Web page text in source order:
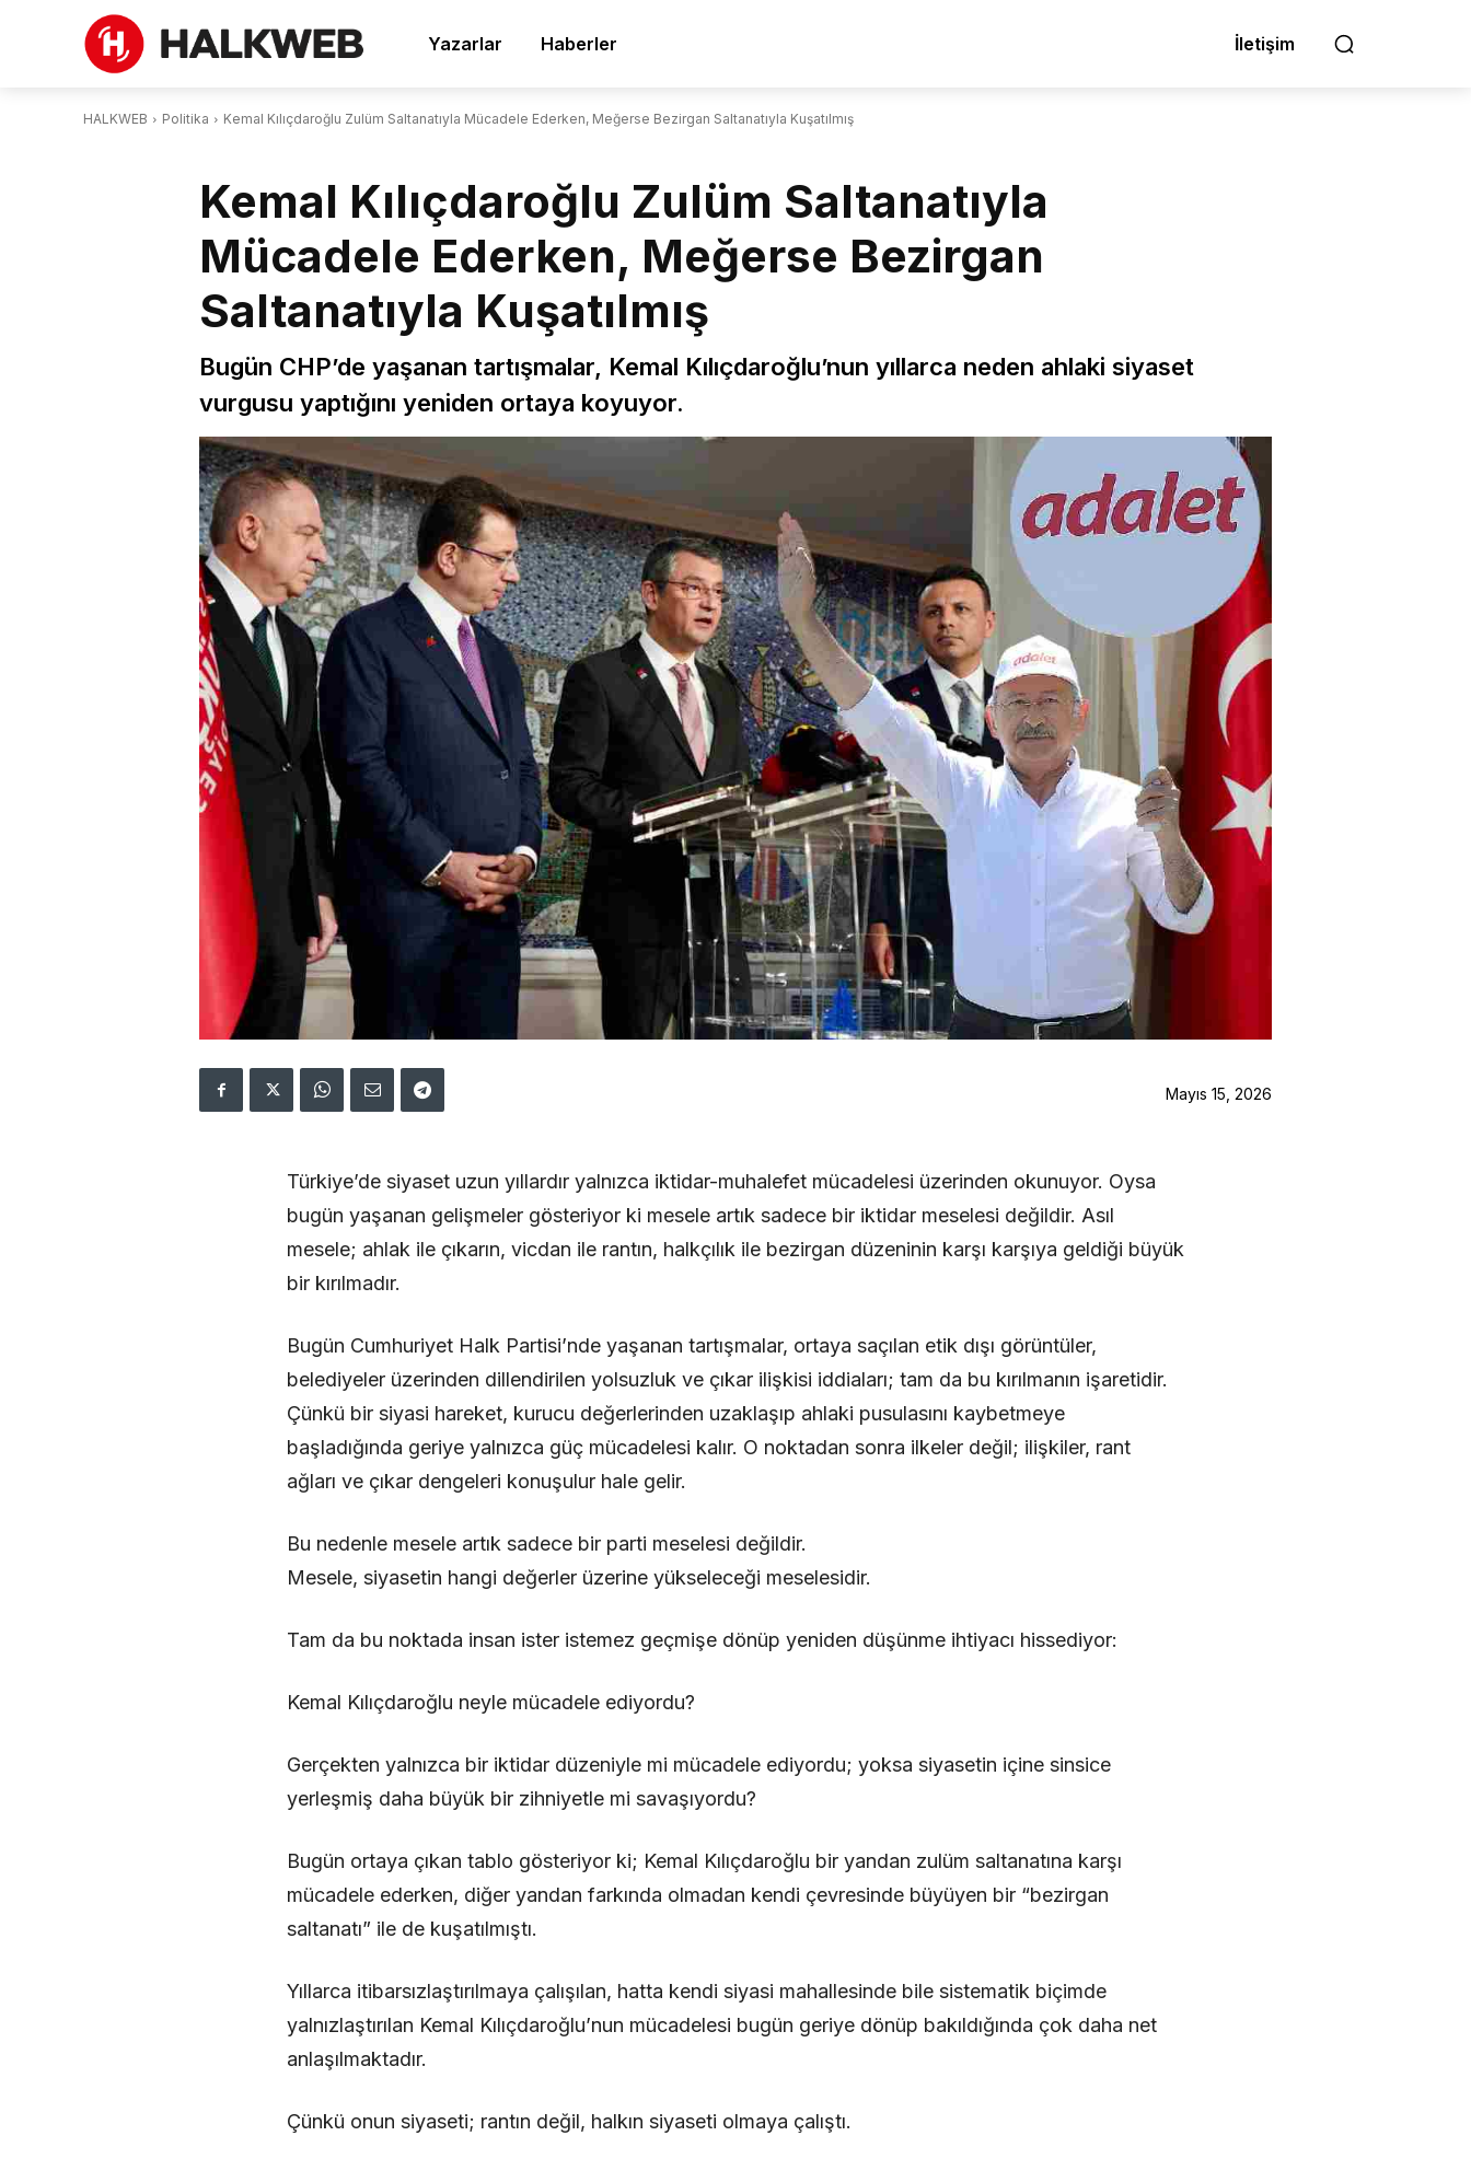
Yazarlar Haberler İletişim
HALKWEB Politika Kemal Kılıçdaroğlu Zulüm Saltanatıyla Mücadele Ederken, Meğerse Bezirgan Saltanatıyla Kuşatılmış
Kemal Kılıçdaroğlu Zulüm Saltanatıyla
Mücadele Ederken, Meğerse Bezirgan
Saltanatıyla Kuşatılmış
Bugün CHP’de yaşanan tartışmalar, Kemal Kılıçdaroğlu’nun yıllarca neden ahlaki siyaset
vurgusu yaptığını yeniden ortaya koyuyor.
Mayıs 15, 2026
Türkiye’de siyaset uzun yıllardır yalnızca iktidar-muhalefet mücadelesi üzerinden okunuyor. Oysa
bugün yaşanan gelişmeler gösteriyor ki mesele artık sadece bir iktidar meselesi değildir. Asıl
mesele; ahlak ile çıkarın, vicdan ile rantın, halkçılık ile bezirgan düzeninin karşı karşıya geldiği büyük
bir kırılmadır.
Bugün Cumhuriyet Halk Partisi’nde yaşanan tartışmalar, ortaya saçılan etik dışı görüntüler,
belediyeler üzerinden dillendirilen yolsuzluk ve çıkar ilişkisi iddiaları; tam da bu kırılmanın işaretidir.
Çünkü bir siyasi hareket, kurucu değerlerinden uzaklaşıp ahlaki pusulasını kaybetmeye
başladığında geriye yalnızca güç mücadelesi kalır. O noktadan sonra ilkeler değil; ilişkiler, rant
ağları ve çıkar dengeleri konuşulur hale gelir.
Bu nedenle mesele artık sadece bir parti meselesi değildir.
Mesele, siyasetin hangi değerler üzerine yükseleceği meselesidir.
Tam da bu noktada insan ister istemez geçmişe dönüp yeniden düşünme ihtiyacı hissediyor:
Kemal Kılıçdaroğlu neyle mücadele ediyordu?
Gerçekten yalnızca bir iktidar düzeniyle mi mücadele ediyordu; yoksa siyasetin içine sinsice
yerleşmiş daha büyük bir zihniyetle mi savaşıyordu?
Bugün ortaya çıkan tablo gösteriyor ki; Kemal Kılıçdaroğlu bir yandan zulüm saltanatına karşı
mücadele ederken, diğer yandan farkında olmadan kendi çevresinde büyüyen bir “bezirgan
saltanatı” ile de kuşatılmıştı.
Yıllarca itibarsızlaştırılmaya çalışılan, hatta kendi siyasi mahallesinde bile sistematik biçimde
yalnızlaştırılan Kemal Kılıçdaroğlu’nun mücadelesi bugün geriye dönüp bakıldığında çok daha net
anlaşılmaktadır.
Çünkü onun siyaseti; rantın değil, halkın siyaseti olmaya çalıştı.